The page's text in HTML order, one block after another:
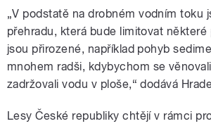
„V podstatě na drobném vodním toku
přehradu, která bude limitovat
jsou přirozené, například pohyb
mnohem radši, kdybychom se
zadržovali vodu v ploše,“ dodává
Lesy České republiky chtějí v rámci